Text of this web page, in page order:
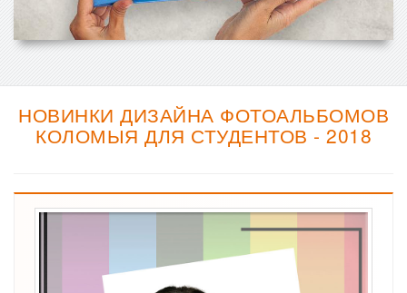
НОВИНКИ ДИЗАЙНА ФОТОАЛЬБОМОВ
КОЛОМЫЯ ДЛЯ СТУДЕНТОВ - 2018